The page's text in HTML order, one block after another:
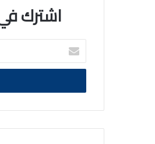
اشترك في
اكتب
بريدك
الالكتروني